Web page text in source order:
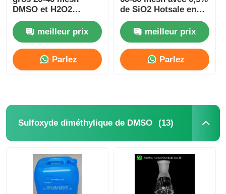
DMSO et H2O2
oxydation et synthèse
MSM meilleur prix
Parlez
de SiO2 Hotsale en
Europe
meilleur prix
Parlez
Sulfoxyde diméthylique de DMSO (13)